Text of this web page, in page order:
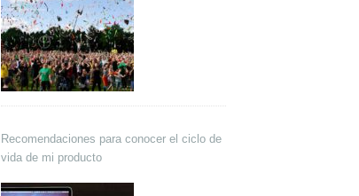
Recomendaciones para conocer el ciclo de
vida de mi producto